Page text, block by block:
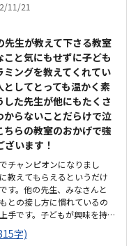
ーズでした。またそのス
いので楽でした。ただ、駅
、7分程度）とはいえ通って
は思いますので駅から歩い
が。黄緑色の芝生のような
ルで教室内も明るい雰囲気
ナルキャラクターなどが看
。一般的な塾とは違って、
由で発想力豊かなデザイン
麗に使われていました。換
ていたのでその点も安心で
教室の月謝の相場自体が決
ば範囲内かなと感じまし
代金がかからないので、そ
ました。すべてのロボット
料になるキャンペーンの時
したし、費用の説明もとて
いなと思いました。子ども
11/21
先生が教えて下さる教室
と気にもせずに子ども
ングを教えてくれてい
してとっても温かく素
た先生が他にもたくさ
らないことだらけで泣
らの教室のおかげで強
います！
チャンピオンになりまし
教えてもらえるというだけ
す。他の先生、みなさんと
との接し方に慣れているの
手です。子どもが興味を持
いるのを感じることができ
子供がいたのですが、その
字)